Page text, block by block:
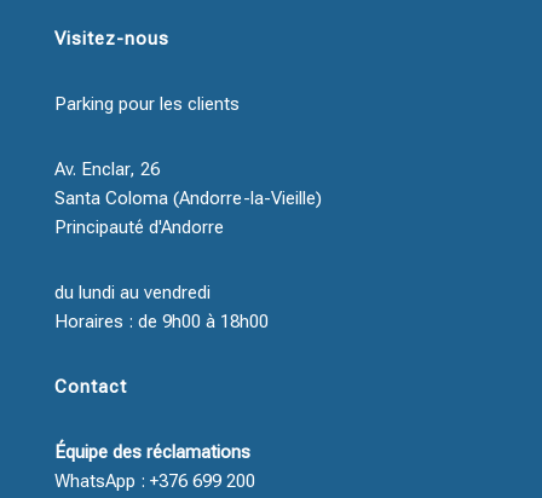
Visitez-nous
Parking pour les clients
Av. Enclar, 26
Santa Coloma (Andorre-la-Vieille)
Principauté d'Andorre
du lundi au vendredi
Horaires : de 9h00 à 18h00
Contact
Équipe des réclamations
WhatsApp : +376 699 200